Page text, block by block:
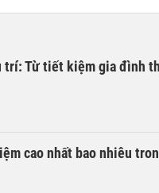
Từ tiết kiệm gia đình
cao nhất bao nhiêu